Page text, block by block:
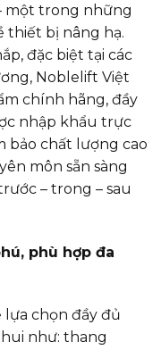
một trong những
bị nâng hạ.
đặc biệt tại các
Noblelift Việt
chính hãng, đầy
nhập khẩu trực
bảo chất lượng cao
môn sẵn sàng
– trong – sau
phù hợp đa
lựa chọn đầy đủ
như: thang